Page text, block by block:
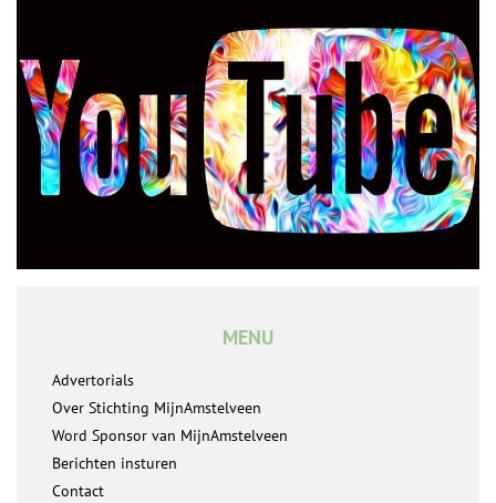
MENU
Advertorials
Over Stichting MijnAmstelveen
Word Sponsor van MijnAmstelveen
Berichten insturen
Contact